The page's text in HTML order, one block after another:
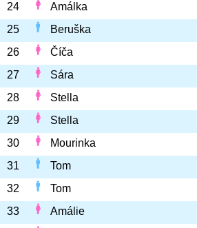
24
Amálka
25
Beruška
26
Číča
27
Sára
28
Stella
29
Stella
30
Mourinka
31
Tom
32
Tom
33
Amálie